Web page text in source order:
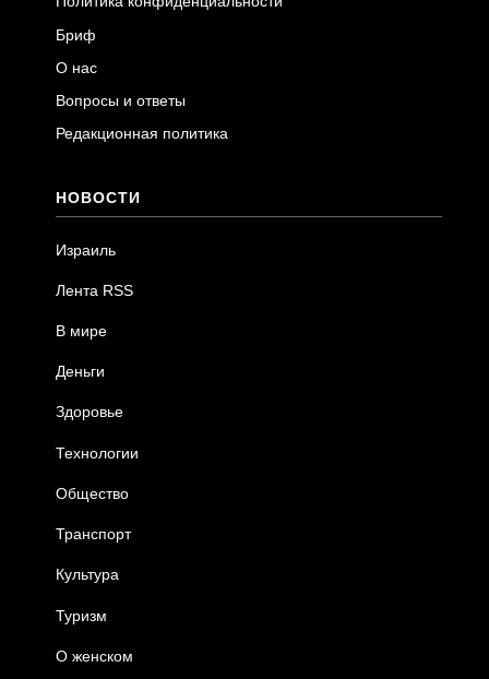
Бриф
О нас
Вопросы и ответы
Редакционная политика
НОВОСТИ
Израиль
Лента RSS
В мире
Деньги
Здоровье
Технологии
Общество
Транспорт
Культура
Туризм
О женском